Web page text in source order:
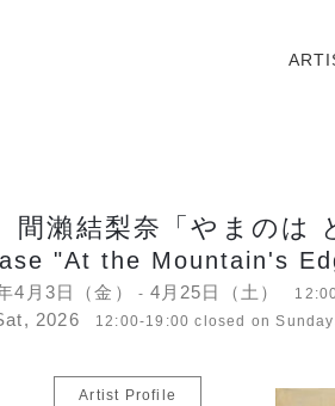
間瀨結梨奈「やまのは
"At the Mountain's
4月3日（金） - 4月25日（土）
2026 12:00-19:00 closed on
Artist Profile